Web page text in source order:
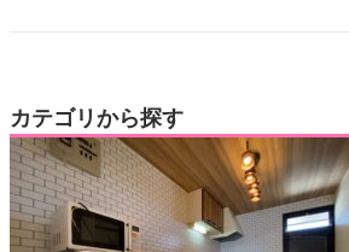
カテゴリから探す